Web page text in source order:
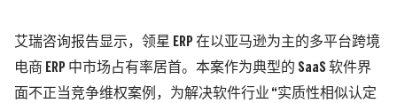
艾瑞咨询报告显示，领星 ERP 在以亚马逊为主的多平台跨境
电商 ERP 中市场占有率居首。本案作为典型的 SaaS 软件界
面不正当竞争维权案例，为解决软件行业 “实质性相似认定